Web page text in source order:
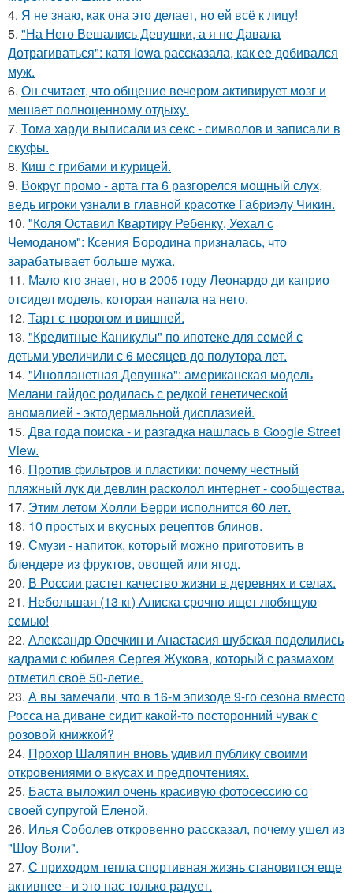
4. Я не знаю, как она это делает, но ей всё к лицу!
5. "На Него Вешались Девушки, а я не Давала
Дотрагиваться": катя Iowa рассказала, как ее добивался
муж.
6. Он считает, что общение вечером активирует мозг и
мешает полноценному отдыху.
7. Тома харди выписали из секс - символов и записали в
скуфы.
8. Киш с грибами и курицей.
9. Вокруг промо - арта гта 6 разгорелся мощный слух,
ведь игроки узнали в главной красотке Габриэлу Чикин.
10. "Коля Оставил Квартиру Ребенку, Уехал с
Чемоданом": Ксения Бородина призналась, что
зарабатывает больше мужа.
11. Мало кто знает, но в 2005 году Леонардо ди каприо
отсидел модель, которая напала на него.
12. Тарт с творогом и вишней.
13. "Кредитные Каникулы" по ипотеке для семей с
детьми увеличили с 6 месяцев до полутора лет.
14. "Инопланетная Девушка": американская модель
Мелани гайдос родилась с редкой генетической
аномалией - эктодермальной дисплазией.
15. Два года поиска - и разгадка нашлась в Google Street
View.
16. Против фильтров и пластики: почему честный
пляжный лук ди девлин расколол интернет - сообщества.
17. Этим летом Холли Берри исполнится 60 лет.
18. 10 простых и вкусных рецептов блинов.
19. Смузи - напиток, который можно приготовить в
блендере из фруктов, овощей или ягод.
20. В России растет качество жизни в деревнях и селах.
21. Небольшая (13 кг) Алиска срочно ищет любящую
семью!
22. Александр Овечкин и Анастасия шубская поделились
кадрами с юбилея Сергея Жукова, который с размахом
отметил своё 50-летие.
23. А вы замечали, что в 16-м эпизоде 9-го сезона вместо
Росса на диване сидит какой-то посторонний чувак с
розовой книжкой?
24. Прохор Шаляпин вновь удивил публику своими
откровениями о вкусах и предпочтениях.
25. Баста выложил очень красивую фотосессию со
своей супругой Еленой.
26. Илья Соболев откровенно рассказал, почему ушел из
"Шоу Воли".
27. С приходом тепла спортивная жизнь становится еще
активнее - и это нас только радует.